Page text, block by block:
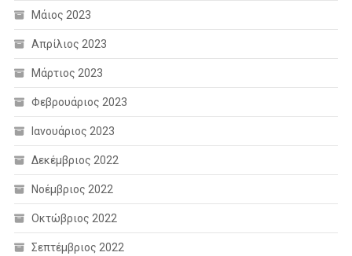
Μάιος 2023
Απρίλιος 2023
Μάρτιος 2023
Φεβρουάριος 2023
Ιανουάριος 2023
Δεκέμβριος 2022
Νοέμβριος 2022
Οκτώβριος 2022
Σεπτέμβριος 2022